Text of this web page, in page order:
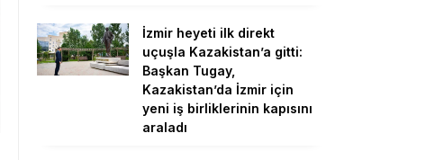
İzmir heyeti ilk direkt
uçuşla Kazakistan’a gitti:
Başkan Tugay,
Kazakistan’da İzmir için
yeni iş birliklerinin kapısını
araladı